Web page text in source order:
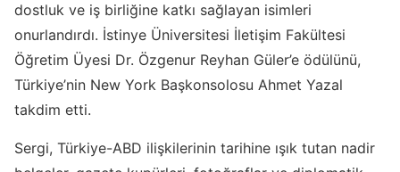
dostluk ve iş birliğine katkı sağlayan isimleri
onurlandırdı. İstinye Üniversitesi İletişim Fakültesi
Öğretim Üyesi Dr. Özgenur Reyhan Güler’e ödülünü,
Türkiye’nin New York Başkonsolosu Ahmet Yazal
takdim etti.
Sergi, Türkiye-ABD ilişkilerinin tarihine ışık tutan nadir